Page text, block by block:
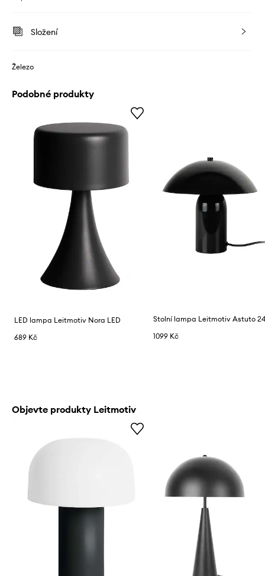
Složení
Železo
Podobné produkty
LED lampa Leitmotiv Nora LED
689 Kč
1099 Kč
Objevte produkty Leitmotiv